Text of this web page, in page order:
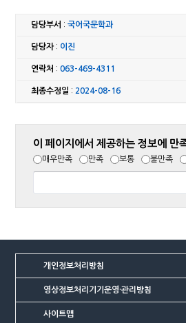
담당부서 :국어국문학과
담당자: 이진
연락처 :063-469-4311
최종수정일 : 2024-08-16
이 페이지에서 제공하는 정보에 만
매우만족 만족 보통 불만족
개인정보처리방침
영상정보처리기기운영·관리방침
사이트맵